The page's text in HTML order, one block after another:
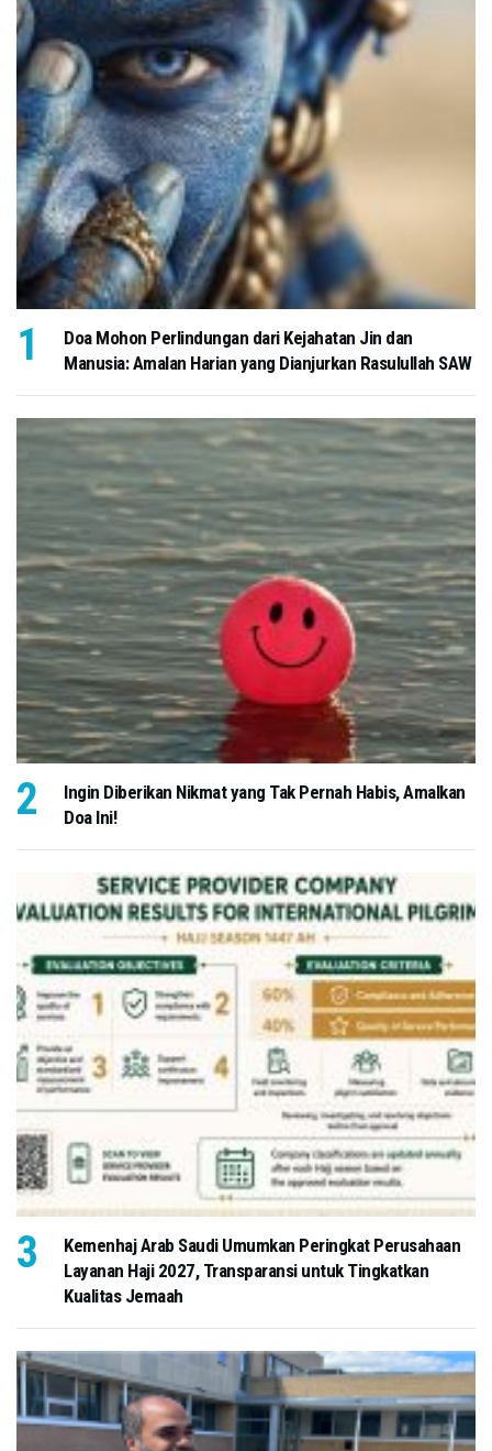
Doa Mohon Perlindungan dari Kejahatan Jin dan
Manusia: Amalan Harian yang Dianjurkan Rasulullah SAW
Ingin Diberikan Nikmat yang Tak Pernah Habis, Amalkan
Doa Ini!
Kemenhaj Arab Saudi Umumkan Peringkat Perusahaan
Layanan Haji 2027, Transparansi untuk Tingkatkan
Kualitas Jemaah